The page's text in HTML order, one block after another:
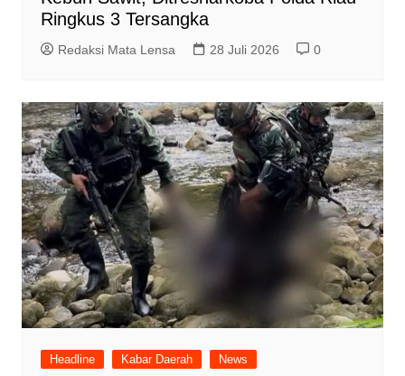
Ringkus 3 Tersangka
Redaksi Mata Lensa 28 Juli 2026 0
Headline Kabar Daerah News